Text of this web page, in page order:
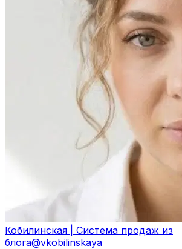
Кобилинская | Система продаж из
блога@vkobilinskaya